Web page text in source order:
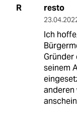
R resto
Ich
Gründer
seinem
anderen